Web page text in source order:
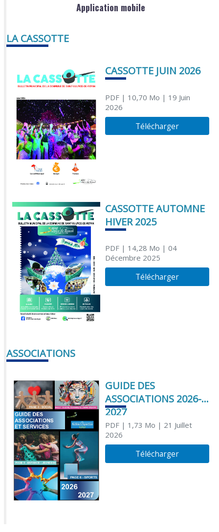
Application mobile
LA CASSOTTE
CASSOTTE JUIN 2026
PDF| 10,70 Mo | 19 Juin
2026
Télécharger
CASSOTTE AUTOMNE
HIVER 2025
PDF| 14,28 Mo | 04
Décembre 2025
Télécharger
ASSOCIATIONS
GUIDE DES
ASSOCIATIONS 2026-
2027
PDF| 1,73 Mo | 21 Juillet
2026
Télécharger